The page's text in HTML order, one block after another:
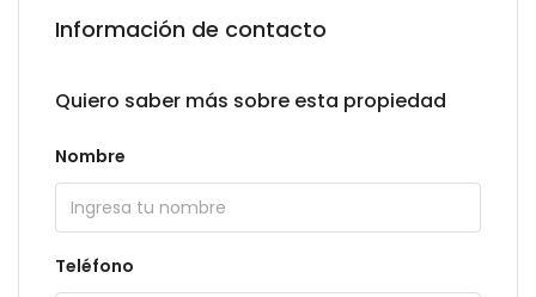
Información de contacto
Quiero saber más sobre esta propiedad
Nombre
Teléfono